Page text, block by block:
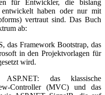
für Entwickler, die bislang
entwickelt haben oder nur mit
vertraut sind. Das Buch
ab:
das Framework Bootstrap, das
in den Projektvorlagen für
wird.
ASP.NET: das klassische
Controller (MVC) und das